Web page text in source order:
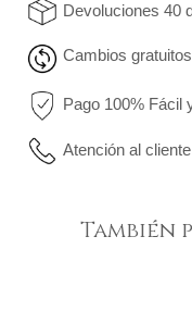
Devoluciones 40
Cambios gratuitos
Pago 100% Fácil
Atención al
También